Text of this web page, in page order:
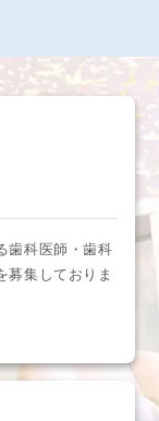
歯科医師・歯科
募集しておりま